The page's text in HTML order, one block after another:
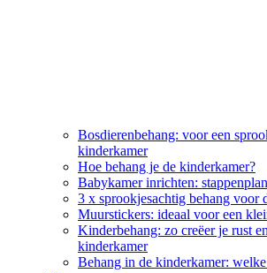
Bosdierenbehang: voor een
kinderkamer
Hoe behang je de kinderkamer?
Babykamer inrichten: stappenplan
3 x sprookjesachtig behang voor
Muurstickers: ideaal voor een
Kinderbehang: zo creëer je rust
kinderkamer
Behang in de kinderkamer: